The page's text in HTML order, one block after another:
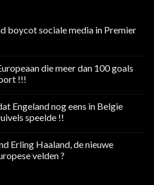
boycot sociale media in Premier
die meer dan 100 goals
!!!
Engeland nog eens in Belgie
speelde !!
Erling Haaland, de nieuwe
velden ?